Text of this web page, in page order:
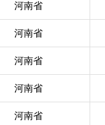
河南省
河南省
河南省
河南省
河南省